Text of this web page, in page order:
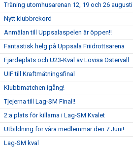
Träning utomhusarenan 12, 19 och 26 augusti
Nytt klubbrekord
Anmälan till Uppsalaspelen är öppen!!
Fantastisk helg på Uppsala Friidrottsarena
Fjärdeplats och U23-Kval av Lovisa Östervall
UIF till Kraftmätningsfinal
Klubbmatchen igång!
Tjejerna till Lag-SM Final!!
2:a plats för killarna i Lag-SM Kvalet
Utbildning för våra medlemmar den 7 Juni!
Lag-SM kval